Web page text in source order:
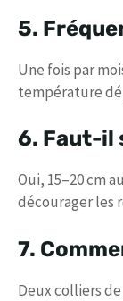
5.
Une fois par
température
6. Faut-il
Oui, 15–20 cm
décourager les
7.
Deux colliers